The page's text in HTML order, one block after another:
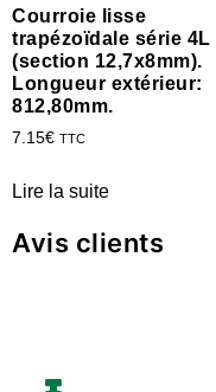
Courroie lisse
trapézoïdale série 4L
(section 12,7x8mm).
Longueur extérieur:
812,80mm.
7.15€ TTC
Lire la suite
Avis clients